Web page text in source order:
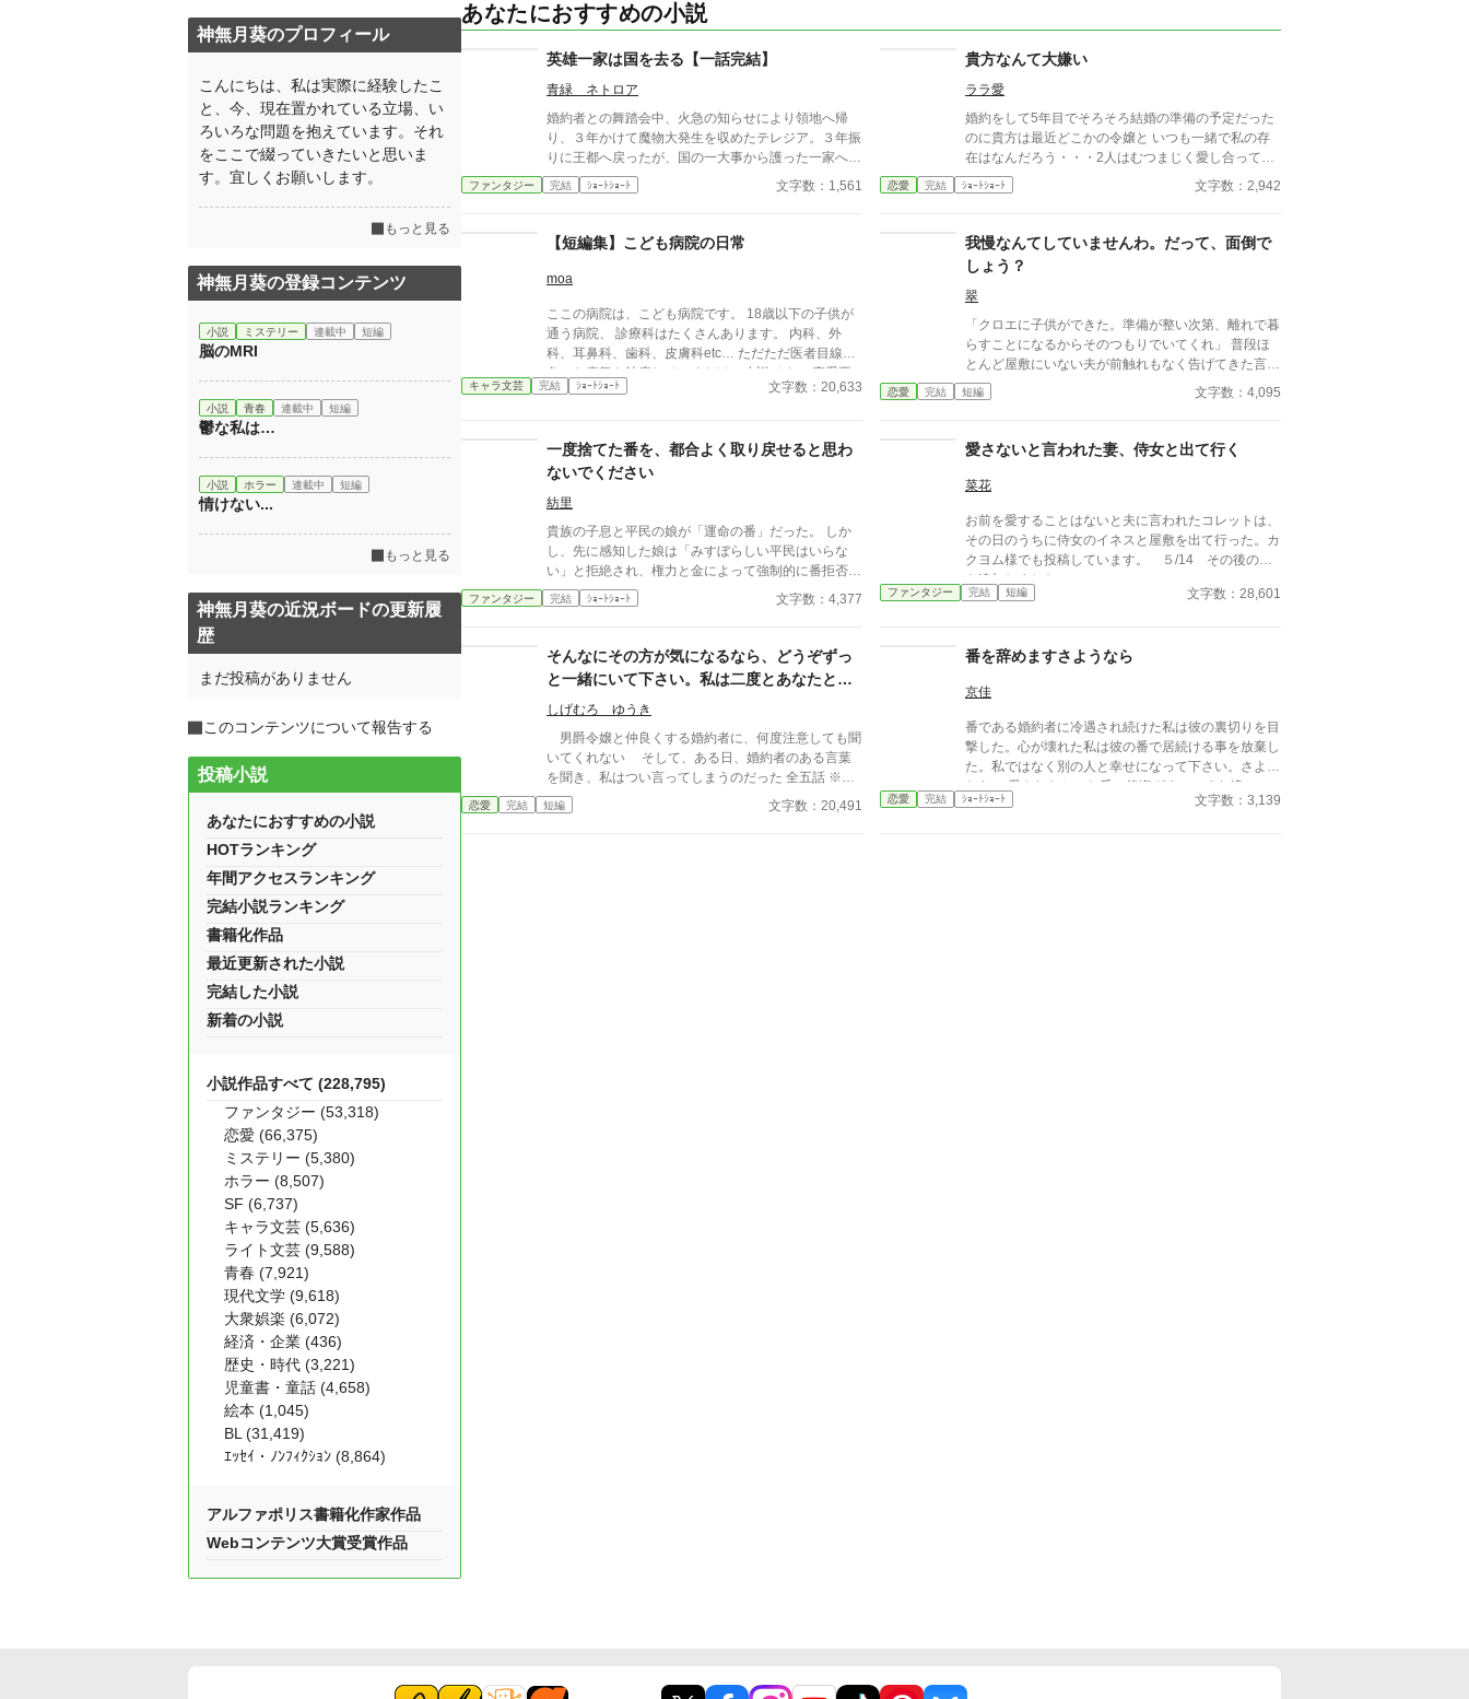
あなたにおすすめの小説
英雄一家は国を去る【一話完結】
青緑 ネトロア
婚約者との舞踏会中、火急の知らせにより領地へ帰
り、３年かけて魔物大発生を収めたテレジア。３年振
りに王都へ戻ったが、国の一大事から護った一家へ言
い渡されたのは、テレジアの婚約破棄だった。 - - - - -
- - - - - - - - ただいま後日談の加筆を計画中です。 202
ファンタジー 完結 ｼｮｰﾄｼｮｰﾄ 文字数：1,561
貴方なんて大嫌い
ララ愛
婚約をして5年目でそろそろ結婚の準備の予定だった
のに貴方は最近どこかの令嬢と いつも一緒で私の存
在はなんだろう・・・2人はむつまじく愛し合ってい
るとみんなが言っている それなら私はもういいで
す・・・貴方なんて大嫌い
恋愛 完結 ｼｮｰﾄｼｮｰﾄ 文字数：2,942
【短編集】こども病院の日常
moa
ここの病院は、こども病院です。 18歳以下の子供が
通う病院、 診療科はたくさんあります。 内科、外
科、耳鼻科、歯科、皮膚科etc… ただただ医者目線で
色々な病気を治療していくだけの小説です。 恋愛要
素などは一切ありません。 密着病院24時！的な感じ
いな方は読むのをお控えください。 歯科以外の医療
知識はそこまで詳しくないのですみませんがご了承く
キャラ文芸 完結 ｼｮｰﾄｼｮｰﾄ 文字数：20,633
我慢なんてしていませんわ。だって、面倒で
しょう？
翠
「クロエに子供ができた。準備が整い次第、離れで暮
らすことになるからそのつもりでいてくれ」 普段ほ
とんど屋敷にいない夫が前触れもなく告げてきた言葉
をきっかけに、レティシアは“三年間”の契約を終わら
せることにした。 赤の他人を屋敷に迎えることはし
って、面倒でしょう？」 不誠実な夫も、無意味な結
婚も、 この際すべて切り捨ててしまいましょう。
恋愛 完結 短編 文字数：4,095
一度捨てた番を、都合よく取り戻せると思わ
ないでください
紡里
貴族の子息と平民の娘が「運命の番」だった。 しか
し、先に感知した娘は「みすぼらしい平民はいらな
い」と拒絶され、権力と金によって強制的に番拒否の
手術を受けさせられる。 一年後。成長した子息は娘
を番だと認識し、今度は「解除しろ」と迫ってきた。
訴える。 「拒否なさったのは、そちらです」震えな
がらも、少女は法廷で自らの意思を語る。 運命か、
尊厳か――下された判決は？
ファンタジー 完結 ｼｮｰﾄｼｮｰﾄ 文字数：4,377
愛さないと言われた妻、侍女と出て行く
菜花
お前を愛することはないと夫に言われたコレットは、
その日のうちに侍女のイネスと屋敷を出て行った。カ
クヨム様でも投稿しています。 ５/14 その後の話
を追加しました。
ファンタジー 完結 短編 文字数：28,601
そんなにその方が気になるなら、どうぞずっ
と一緒にいて下さい。私は二度とあなたとは
関わりませんので……。
しげむろ ゆうき
男爵令嬢と仲良くする婚約者に、何度注意しても聞
いてくれない そして、ある日、婚約者のある言葉
を聞き、私はつい言ってしまうのだった 全五話 ※ホ
ラー無し
恋愛 完結 短編 文字数：20,491
番を辞めますさようなら
京佳
番である婚約者に冷遇され続けた私は彼の裏切りを目
撃した。心が壊れた私は彼の番で居続ける事を放棄し
た。私ではなく別の人と幸せになって下さい。さよう
なら… 愛されなかった番。後悔ざまぁ。すれ違いエ
ンド。ゆるゆる設定。 ※沢山のお気に入り＆いいね
恋愛 完結 ｼｮｰﾄｼｮｰﾄ 文字数：3,139
神無月葵のプロフィール
こんにちは、私は実際に経験したこ
と、今、現在置かれている立場、い
ろいろな問題を抱えています。それ
をここで綴っていきたいと思いま
す。宜しくお願いします。
もっと見る
神無月葵の登録コンテンツ
小説 ミステリー 連載中 短編
脳のMRI
小説 青春 連載中 短編
鬱な私は…
小説 ホラー 連載中 短編
情けない...
もっと見る
神無月葵の近況ボードの更新履
歴
まだ投稿がありません
このコンテンツについて報告する
投稿小説
あなたにおすすめの小説
HOTランキング
年間アクセスランキング
完結小説ランキング
書籍化作品
最近更新された小説
完結した小説
新着の小説
小説作品すべて (228,795)
ファンタジー (53,318)
恋愛 (66,375)
ミステリー (5,380)
ホラー (8,507)
SF (6,737)
キャラ文芸 (5,636)
ライト文芸 (9,588)
青春 (7,921)
現代文学 (9,618)
大衆娯楽 (6,072)
経済・企業 (436)
歴史・時代 (3,221)
児童書・童話 (4,658)
絵本 (1,045)
BL (31,419)
ｴｯｾｲ・ﾉﾝﾌｨｸｼｮﾝ (8,864)
アルファポリス書籍化作家作品
Webコンテンツ大賞受賞作品